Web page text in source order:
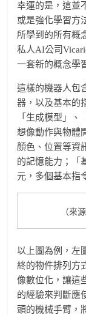
幸運的是，這並
或是強化學習方
所學到的所有概
私人AI公司
一套新的概念學
這樣的機器人包
器，以及基本的
「生成模型」
想像動作與物體
顏色、位置等資
的記憶能力；「
元，多個基本指
（來
以上圖為例，左
終的物件排列方
像數位化，讓這
的經驗來判斷應
頭的機械手臂，